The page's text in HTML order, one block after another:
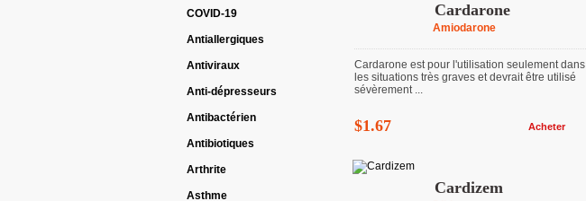
COVID-19
Antiallergiques
Antiviraux
Anti-dépresseurs
Antibactérien
Antibiotiques
Arthrite
Asthme
Cardarone
Amiodarone
Cardarone est pour l'utilisation seulement dans
les situations très graves et devrait être utilisé
sévèrement ...
$1.67 Acheter
Cardizem